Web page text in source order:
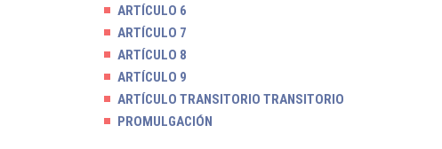
ARTÍCULO 6
ARTÍCULO 7
ARTÍCULO 8
ARTÍCULO 9
ARTÍCULO TRANSITORIO TRANSITORIO
PROMULGACIÓN